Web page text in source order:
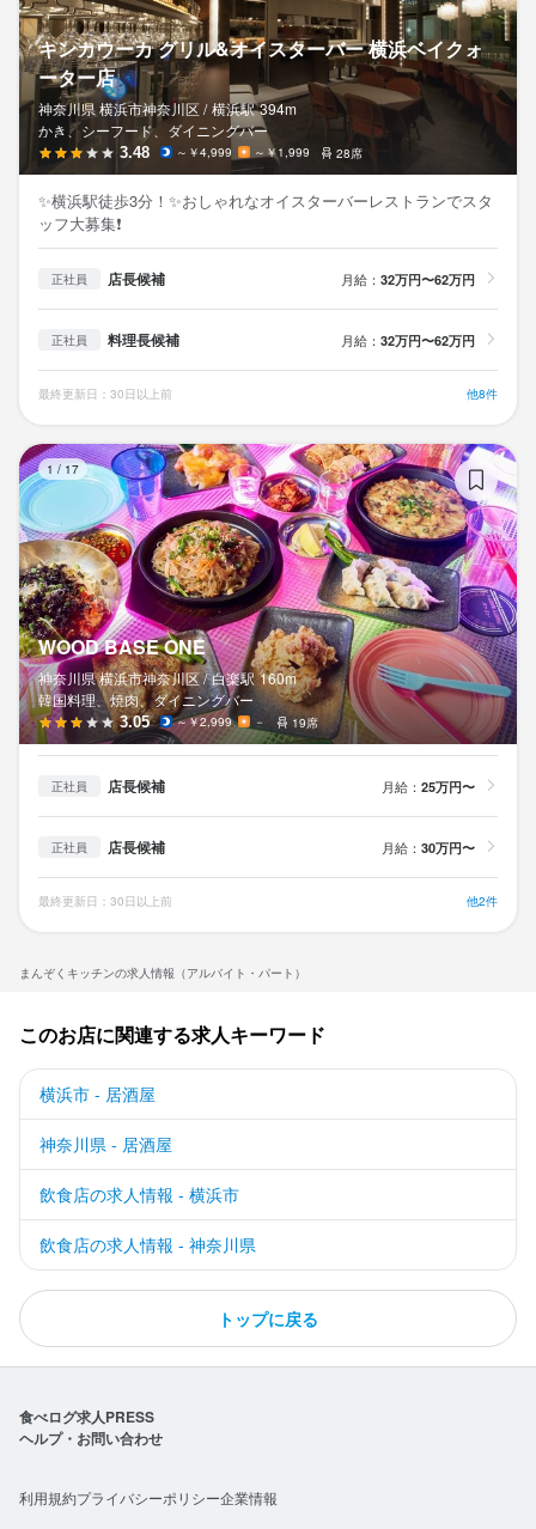
まんぞくキッチンの求人情報（アルバイト・パート）
キンカウーカ グリル&オイスターバー 横浜ベイクォ
ーター店
神奈川県 横浜市神奈川区 / 横浜駅 394m
かき、シーフード、ダイニングバー
3.48 ～￥4,999 ～￥1,999 28席
✨横浜駅徒歩3分！✨おしゃれなオイスターバーレストランでスタ
ッフ大募集❗
正社員 店長候補 月給： 32万円〜62万円
正社員 料理長候補 月給： 32万円〜62万円
最終更新日：30日以上前 他8件
1 / 17
WOOD BASE ONE
神奈川県 横浜市神奈川区 / 白楽駅 160m
韓国料理、焼肉、ダイニングバー
3.05 ～￥2,999 － 19席
正社員 店長候補 月給： 25万円〜
正社員 店長候補 月給： 30万円〜
最終更新日：30日以上前 他2件
このお店に関連する求人キーワード
横浜市 - 居酒屋
神奈川県 - 居酒屋
飲食店の求人情報 - 横浜市
飲食店の求人情報 - 神奈川県
トップに戻る
食べログ求人PRESS
ヘルプ・お問い合わせ
利用規約プライバシーポリシー企業情報